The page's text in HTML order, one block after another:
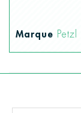
Marque Petzl